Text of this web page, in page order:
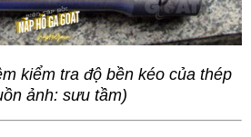
kiểm tra độ bền kéo của thép
ảnh: sưu tầm)